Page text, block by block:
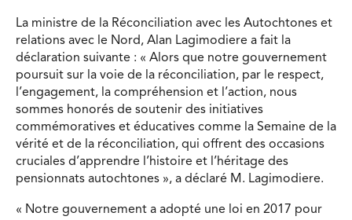
La ministre de la Réconciliation avec les Autochtones et
relations avec le Nord, Alan Lagimodiere a fait la
déclaration suivante : « Alors que notre gouvernement
poursuit sur la voie de la réconciliation, par le respect,
l’engagement, la compréhension et l’action, nous
sommes honorés de soutenir des initiatives
commémoratives et éducatives comme la Semaine de la
vérité et de la réconciliation, qui offrent des occasions
cruciales d’apprendre l’histoire et l’héritage des
pensionnats autochtones », a déclaré M. Lagimodiere.
« Notre gouvernement a adopté une loi en 2017 pour